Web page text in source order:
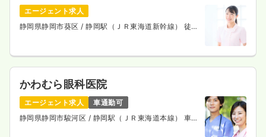
エージェント求人
静岡県静岡市葵区 / 静岡駅（ＪＲ東海道新幹線） 徒歩
かわむら眼科医院
エージェント求人
車通勤可
静岡県静岡市駿河区 / 静岡駅（ＪＲ東海道本線） 車